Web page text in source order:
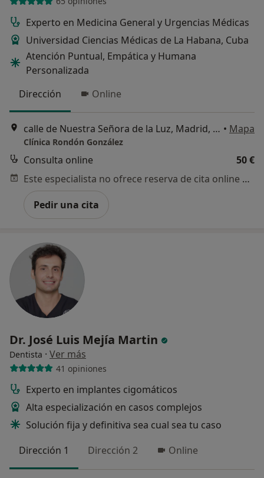
Experto en Medicina General y Urgencias Médicas
Universidad Ciencias Médicas de La Habana, Cuba
Atención Puntual, Empática y Humana
Personalizada
Dirección
Online
calle de Nuestra Señora de la Luz, Madrid, Madrid, España, Madrid • Mapa
Clínica Rondón González
Consulta online
50 €
Este especialista no ofrece reserva de cita online en esta dirección.
Pedir una cita
Dr. José Luis Mejía Martin
Dentista · Ver más
41 opiniones
Experto en implantes cigomáticos
Alta especialización en casos complejos
Solución fija y definitiva sea cual sea tu caso
Dirección 1
Dirección 2 Online